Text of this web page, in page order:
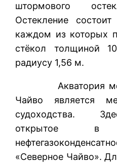
штормового
Остекление
каждом из которых
стёкол толщиной
радиусу 1,56 м.
Акватория моря
Чайво является
судоходства.
открытое
«Северное Чайво».